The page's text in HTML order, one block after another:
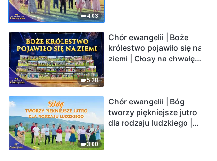
4:03
5:28
Chór ewangelii | Boże
królestwo pojawiło się na
ziemi | Głosy na chwałę
3:00
Chór ewangelii | Bóg
tworzy piękniejsze jutro
dla rodzaju ludzkiego |